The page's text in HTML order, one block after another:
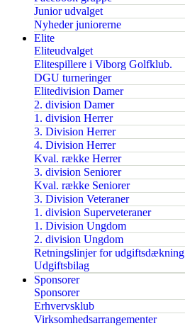
Junior udvalget
Nyheder juniorerne
Elite
Eliteudvalget
Elitespillere i Viborg Golfklub.
DGU turneringer
Elitedivision Damer
2. division Damer
1. division Herrer
3. Division Herrer
4. Division Herrer
Kval. række Herrer
3. division Seniorer
Kval. række Seniorer
3. Division Veteraner
1. division Superveteraner
1. Division Ungdom
2. division Ungdom
Retningslinjer for udgiftsdækning
Udgiftsbilag
Sponsorer
Sponsorer
Erhvervsklub
Virksomhedsarrangementer